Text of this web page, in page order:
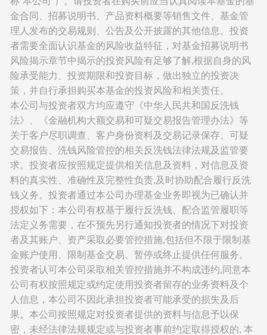
金合同、招募说明书、产品资料概要等销售文件、基金管
理人发布的交易规则、公告及公开披露的其他信息。投资
者需要全面认识基金的风险收益特征，对基金招募说明书
风险揭示章节中揭示的投资风险有足够了解,根据自身的风
险承受能力、投资期限和投资目标，做出独立的投资决
策，并自行承担购买本基金的投资风险和相关责任。
本公司与投资者双方均应遵守《中华人民共和国反洗钱
法》、《金融机构大额交易和可疑交易报告管理办法》等
关于客户尽职调查、客户身份资料及交易记录保存、可疑
交易报告、洗钱风险管控的相关反洗钱法律法规及监管要
求。投资者应按照规定提供相关信息及资料，对信息及资
料的真实性、准确性及完整性负责,及时协助配合履行反洗
钱义务。投资者通过本公司办理基金业务即视为已确认并
授权如下：本公司有权基于履行反洗钱、配合监管履职等
法定义务需要，在不预先另行通知投资者的情况下对投资
者及其账户、资产采取必要管控措施,包括但不限于限制基
金账户使用、限制基金交易、暂停或终止提供任何服务。
投资者认可本公司采取相关管控措施并不构成违约,同意本
公司有权按照规定或约定使用投资者留存的业务资料及个
人信息，本公司不因此承担投资者可能承受的损失及后
果。本公司按照规定对投资者提供的资料与信息予以保
密，未经法律法规规定或与投资者事前约定取得授权的, 本